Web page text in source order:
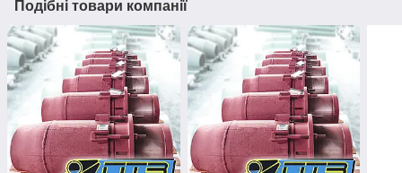
Подібні товари компанії